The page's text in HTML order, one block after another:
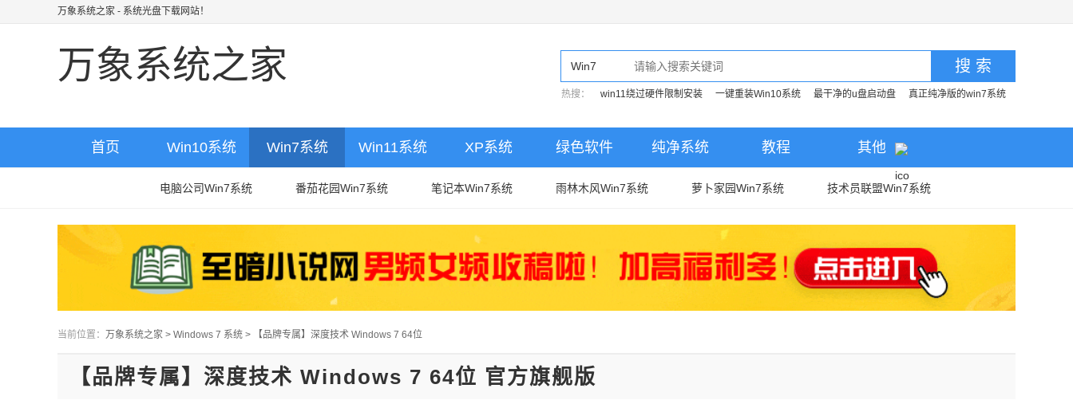
万象系统之家 - 系统光盘下载网站！
万象系统之家 Win7 搜 索
热搜： win11绕过硬件限制安装 一键重装Win10系统 最干净的u盘启动盘 真正纯净版的win7系统
首页 Win10系统 Win7系统 Win11系统 XP系统 绿色软件 纯净系统 教程 其他
电脑公司Win7系统 番茄花园Win7系统 笔记本Win7系统 雨林木风Win7系统 萝卜家园Win7系统 技术员联盟Win7系统
当前位置： 万象系统之家 > Windows 7 系统 > 【品牌专属】深度技术 Windows 7 64位
【品牌专属】深度技术 Windows 7 64位 官方旗舰版